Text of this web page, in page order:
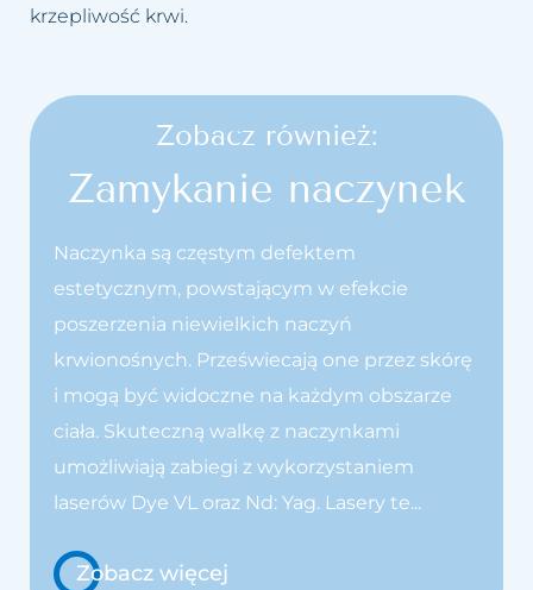
krzepliwość krwi.
Zobacz również:
Zamykanie naczynek
Naczynka są częstym defektem
estetycznym, powstającym w efekcie
poszerzenia niewielkich naczyń
krwionośnych. Przeświecają one przez skórę
i mogą być widoczne na każdym obszarze
ciała. Skuteczną walkę z naczynkami
umożliwiają zabiegi z wykorzystaniem
laserów Dye VL oraz Nd: Yag. Lasery te...
Zobacz więcej